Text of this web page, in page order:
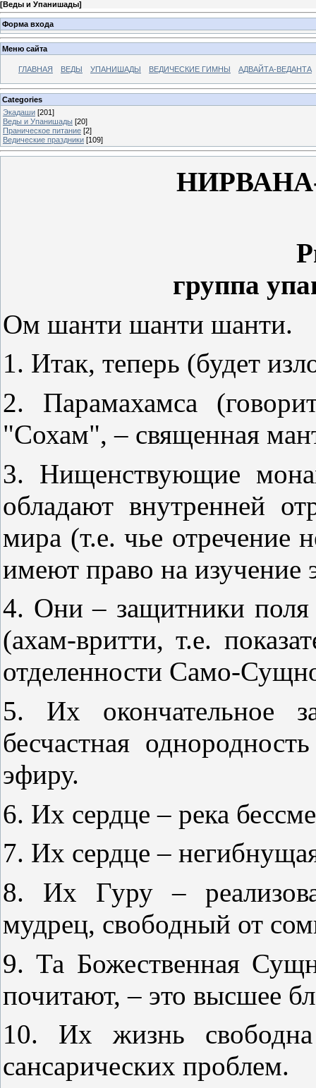
[Веды и Упанишады]
Форма входа
Меню сайта
ГЛАВНАЯ ВЕДЫ УПАНИШАДЫ ВЕДИЧЕСКИЕ ГИМНЫ АДВАЙТА-ВЕДАНТА
Categories
Экадаши [201]
Веды и Упанишады [20]
Праническое питание [2]
Ведические праздники [109]
группа
Ом шанти шанти шанти.
1. Итак, теперь (будет
2. Парамахамса
"Сохам", – священная
3. Нищенствующие
обладают внутренней
мира (т.е. чье отречение
имеют право на
4. Они – защитники
(ахам-вритти, т.е.
отделенности Само-
5. Их окончательное
бесчастная
эфиру.
6. Их сердце – река
7. Их сердце –
8. Их Гуру –
мудрец, свободный от
9. Та Божественная
почитают, – это высшее
10. Их жизнь
сансарических проблем.